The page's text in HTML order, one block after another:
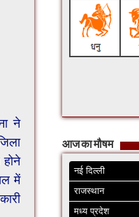
ने
में
आज का मौषम
नई दिल्ली
राजस्थान
मध्य प्रदेश